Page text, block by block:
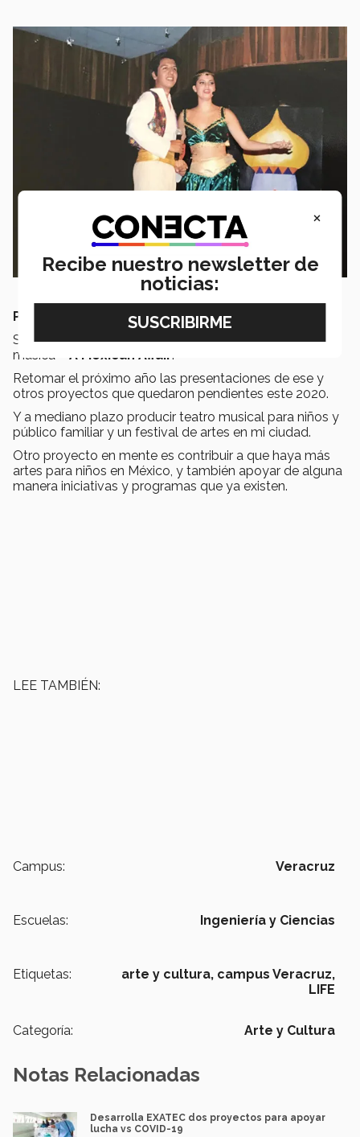
PROYECTOS DE RAFA REYES
Sigo trabajando en el desarrollo de mi proyecto de
música – A Mexican Affair.
Retomar el próximo año las presentaciones de ese y
otros proyectos que quedaron pendientes este 2020.
Y a mediano plazo producir teatro musical para niños y
público familiar y un festival de artes en mi ciudad.
Otro proyecto en mente es contribuir a que haya más
artes para niños en México, y también apoyar de alguna
manera iniciativas y programas que ya existen.
LEE TAMBIÉN:
Campus: Veracruz
Escuelas: Ingeniería y Ciencias
Etiquetas: arte y cultura, campus Veracruz,
LIFE
Categoría: Arte y Cultura
Notas Relacionadas
Desarrolla EXATEC dos proyectos para apoyar
lucha vs COVID-19
×
Recibe nuestro newsletter de
noticias: